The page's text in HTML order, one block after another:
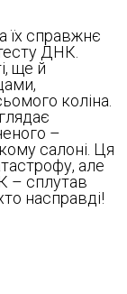
їх справжнє
ДНК.
ще й
коліна.
–
салоні. Ця
але
– сплутав
насправді!